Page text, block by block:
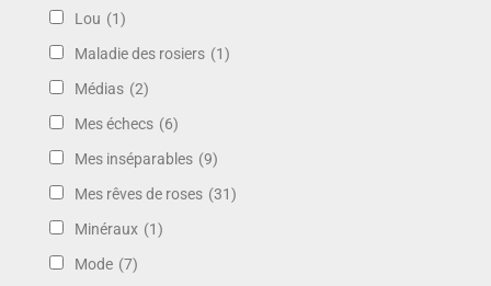
Lou (1)
Maladie des rosiers (1)
Médias (2)
Mes échecs (6)
Mes inséparables (9)
Mes rêves de roses (31)
Minéraux (1)
Mode (7)